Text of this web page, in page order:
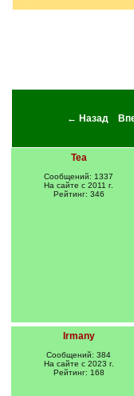
← Назад
Tea
Сообщений: 1337
На сайте с 2011 г.
Рейтинг: 346
Irmany
Сообщений: 384
На сайте с 2023 г.
Рейтинг: 168